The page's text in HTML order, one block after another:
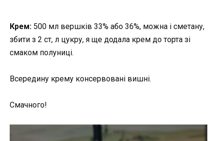
Крем: 500 мл вершків 33% або 36%, можна і сметану,
збити з 2 ст, л цукру, я ще додала крем до торта зі
смаком полуниці.
Всередину крему консервовані вишні.
Смачного!